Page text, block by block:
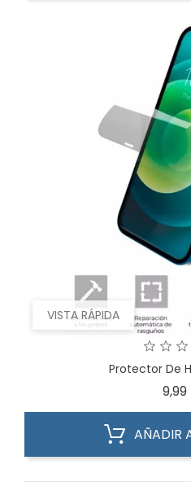
VISTA RÁPIDA
Protector De
AÑADIR